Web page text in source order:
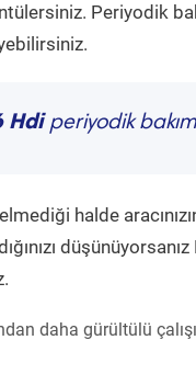
Periyodik
Hdiperiyodik
halde
daha gürültülü